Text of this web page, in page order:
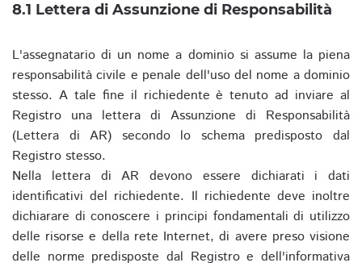
8.1 Lettera di Assunzione di Responsabilità
L'assegnatario di un nome a dominio si assume la piena
responsabilità civile e penale dell'uso del nome a dominio
stesso. A tale fine il richiedente è tenuto ad inviare al
Registro una lettera di Assunzione di Responsabilità
(Lettera di AR) secondo lo schema predisposto dal
Registro stesso.
Nella lettera di AR devono essere dichiarati i dati
identificativi del richiedente. Il richiedente deve inoltre
dichiarare di conoscere i principi fondamentali di utilizzo
delle risorse e della rete Internet, di avere preso visione
delle norme predisposte dal Registro e dell'informativa